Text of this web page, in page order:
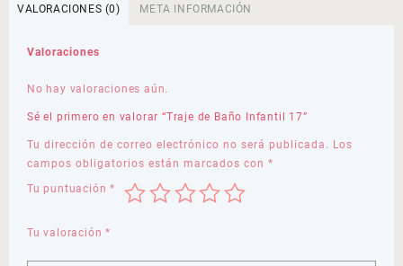
VALORACIONES (0) META INFORMACIÓN
Valoraciones
No hay valoraciones aún.
Sé el primero en valorar “Traje de Baño Infantil 17”
Tu dirección de correo electrónico no será publicada. Los
campos obligatorios están marcados con *
Tu puntuación*
Tu valoración*